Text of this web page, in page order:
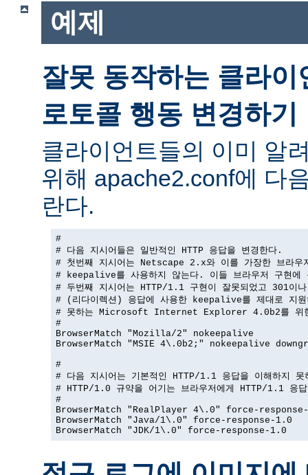
예제
잘못 동작하는 클라
로토콜 행동 변경하기
클라이언트들의 이미 알
위해 apache2.conf에 다
란다.
#
# 다음 지시어들은 일반적인 HTTP 응답을 변경한다.
# 첫번째 지시어는 Netscape 2.x와 이를 가장한 브라우
# keepalive를 사용하지 않는다. 이들 브라우저 구현에
# 두번째 지시어는 HTTP/1.1 구현이 잘못되었고 301이
# (리다이렉션) 응답에 사용한 keepalive를 제대로 지원
# 못하는 Microsoft Internet Explorer 4.0b2를 위
#
BrowserMatch "Mozilla/2" nokeepalive
BrowserMatch "MSIE 4\.0b2;" nokeepalive
#
# 다음 지시어는 기본적인 HTTP/1.1 응답을 이해하지 못
# HTTP/1.0 규약을 어기는 브라우저에게 HTTP/1.1 응
#
BrowserMatch "RealPlayer 4\.0" force-
BrowserMatch "Java/1\.0" force-response-1.0
BrowserMatch "JDK/1\.0" force-response-1.0